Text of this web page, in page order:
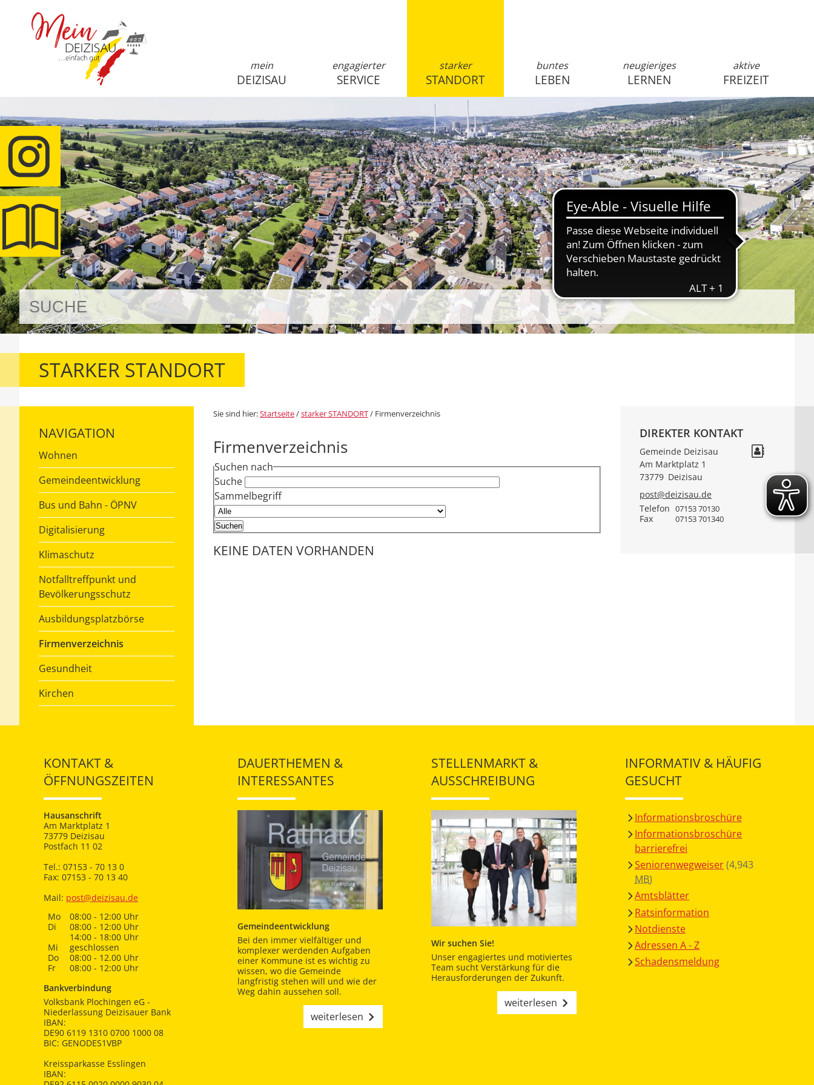
anmelden
mein
DEIZISAU
engagierter
SERVICE
starker
STANDORT
buntes
LEBEN
neugieriges
LERNEN
aktive
FREIZEIT
STARKER STANDORT
NAVIGATION
Wohnen
Gemeindeentwicklung
Bus und Bahn - ÖPNV
Digitalisierung
Klimaschutz
Notfalltreffpunkt und
Bevölkerungsschutz
Ausbildungsplatzbörse
Firmenverzeichnis
Gesundheit
Kirchen
Sie sind hier:Startseite/starker STANDORT/ Firmenverzeichnis
Firmenverzeichnis
Suchen nach
Suche
Sammelbegriff
KEINE DATEN VORHANDEN
DIREKTER KONTAKT
Gemeinde Deizisau
Am Marktplatz 1
73779 Deizisau
post@deizisau.de
Telefon 07153 70130
Fax 07153 701340
KONTAKT &
ÖFFNUNGSZEITEN
Hausanschrift
Am Marktplatz 1
73779 Deizisau
Postfach 11 02
Tel.: 07153 - 70 13 0
Fax: 07153 - 70 13 40
Mail: post@deizisau.de
Mo
08:00 - 12:00 Uhr
Di
08:00 - 12:00 Uhr
14:00 - 18:00 Uhr
Mi
geschlossen
Do
08:00 - 12.00 Uhr
Fr
08:00 - 12:00 Uhr
Bankverbindung
Volksbank Plochingen eG -
Niederlassung Deizisauer Bank
IBAN:
DE90 6119 1310 0700 1000 08
BIC: GENODES1VBP
Kreissparkasse Esslingen
IBAN:
DAUERTHEMEN &
INTERESSANTES
Gemeindeentwicklung
Bei den immer vielfältiger und
komplexer werdenden Aufgaben
einer Kommune ist es wichtig zu
wissen, wo die Gemeinde
langfristig stehen will und wie der
Weg dahin aussehen soll.
weiterlesen
STELLENMARKT &
AUSSCHREIBUNG
Wir suchen Sie!
Unser engagiertes und motiviertes
Team sucht Verstärkung für die
Herausforderungen der Zukunft.
weiterlesen
INFORMATIV & HÄUFIG
GESUCHT
Informationsbroschüre
Informationsbroschüre
barrierefrei
Seniorenwegweiser(4,943
MB)
Amtsblätter
Ratsinformation
Notdienste
Adressen A - Z
Schadensmeldung